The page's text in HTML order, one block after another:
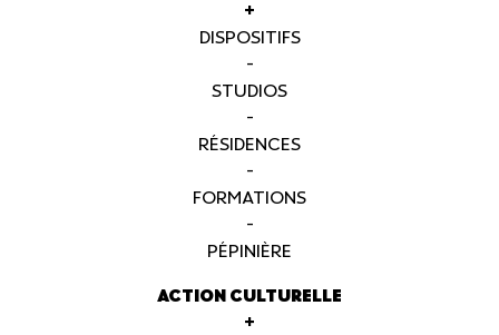
+
DISPOSITIFS
-
STUDIOS
-
RÉSIDENCES
-
FORMATIONS
-
PÉPINIÈRE
ACTION CULTURELLE
+